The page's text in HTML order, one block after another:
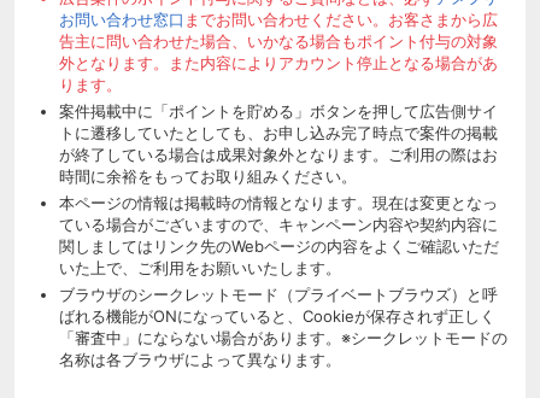
お問い合わせ窓口 までお問い合わせください。お客さまから広
告主に問い合わせた場合、いかなる場合もポイント付与の対象
外となります。また内容によりアカウント停止となる場合があ
ります。
案件掲載中に「ポイントを貯める」ボタンを押して広告側サイ
トに遷移していたとしても、お申し込み完了時点で案件の掲載
が終了している場合は成果対象外となります。ご利用の際はお
時間に余裕をもってお取り組みください。
本ページの情報は掲載時の情報となります。現在は変更となっ
ている場合がございますので、キャンペーン内容や契約内容に
関しましてはリンク先のWebページの内容をよくご確認いただ
いた上で、ご利用をお願いいたします。
ブラウザのシークレットモード（プライベートブラウズ）と呼
ばれる機能がONになっていると、Cookieが保存されず正しく
「審査中」にならない場合があります。※シークレットモードの
名称は各ブラウザによって異なります。